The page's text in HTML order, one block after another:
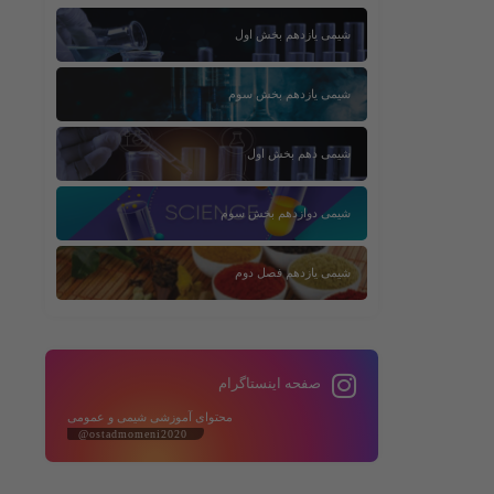
شیمی یازدهم بخش اول
شیمی یازدهم بخش سوم
شیمی دهم بخش اول
شیمی دوازدهم بخش سوم
شیمی یازدهم فصل دوم
صفحه اینستاگرام
محتوای آموزشی شیمی و عمومی
@ostadmomeni2020